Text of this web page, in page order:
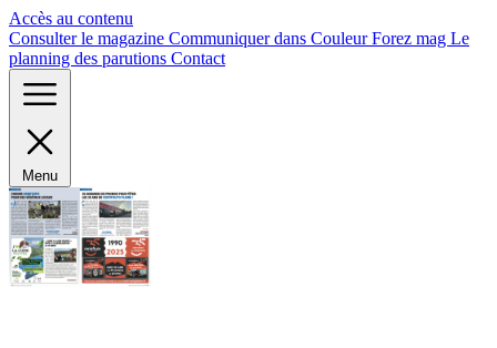
Accès au contenu
Consulter le magazine Communiquer dans Couleur Forez mag Le
planning des parutions Contact
Menu
Panneau de gestion des cookies